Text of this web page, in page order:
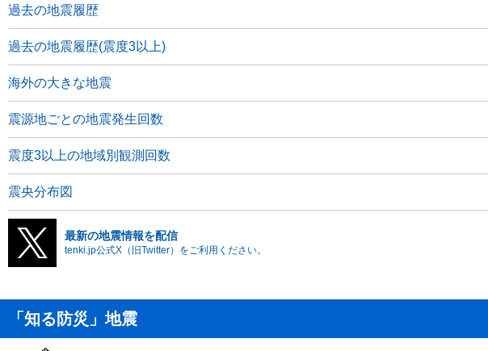
過去の地震履歴
過去の地震履歴(震度3以上)
海外の大きな地震
震源地ごとの地震発生回数
震度3以上の地域別観測回数
震央分布図
最新の地震情報を配信
tenki.jp公式X（旧Twitter）をご利用ください。
「知る防災」地震